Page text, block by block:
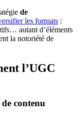
de
les formats :
autant d’éléments
la notoriété de
l’UGC
contenu